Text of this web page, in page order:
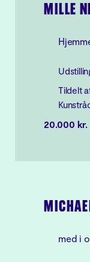
MILLE
Tildelt
20.000 kr.
med i